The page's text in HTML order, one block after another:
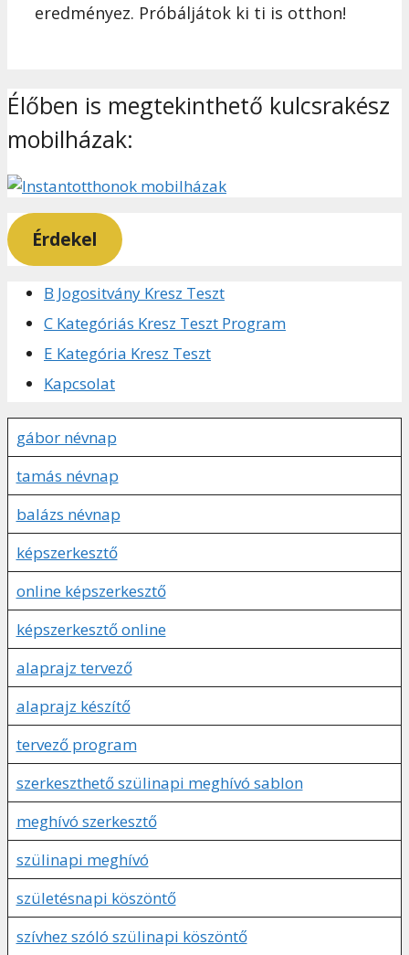
eredményez. Próbáljátok ki ti is otthon!
Élőben is megtekinthető kulcsrakész
mobilházak:
Érdekel
B Jogositvány Kresz Teszt
C Kategóriás Kresz Teszt Program
E Kategória Kresz Teszt
Kapcsolat
gábor névnap
tamás névnap
balázs névnap
képszerkesztő
online képszerkesztő
képszerkesztő online
alaprajz tervező
alaprajz készítő
tervező program
szerkeszthető szülinapi meghívó sablon
meghívó szerkesztő
szülinapi meghívó
születésnapi köszöntő
szívhez szóló szülinapi köszöntő